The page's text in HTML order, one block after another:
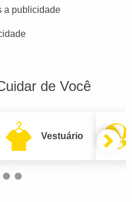
a publicidade
de Você
Vestuário